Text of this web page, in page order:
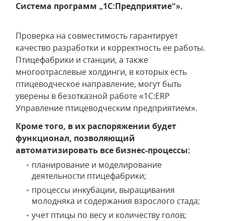
Система программ „1С:Предприятие“».
Проверка на совместимость гарантирует
качество разработки и корректность ее работы.
Птицефабрики и станции, а также
многоотраслевые холдинги, в которых есть
птицеводческое направление, могут быть
уверены в безотказной работе «1С:ERP
Управление птицеводческим предприятием».
Кроме того, в их распоряжении будет
функционал, позволяющий
автоматизировать все бизнес-процессы:
планирование и моделирование
деятельности птицефабрики;
процессы инкубации, выращивания
молодняка и содержания взрослого стада;
учет птицы по весу и количеству голов;